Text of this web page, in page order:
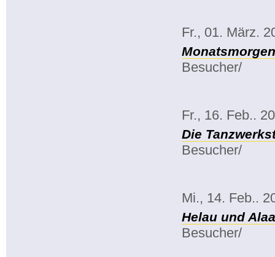
Fr., 01. März.
Besucher/
Fr., 16. Feb..
Die
Besucher/
Mi., 14. Feb..
Helau und
Besucher/